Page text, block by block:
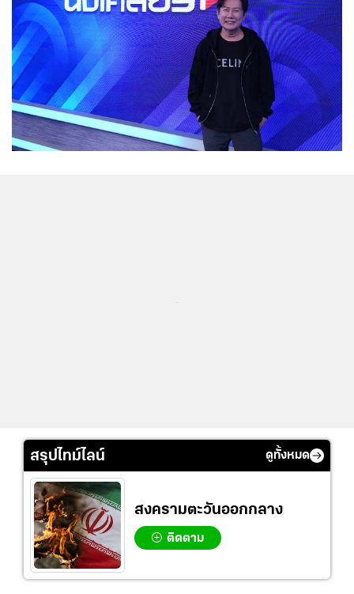
สรุปไทม์ไลน์ ดูทั้งหมด
สงครามตะวันออกกลาง
ติดตาม